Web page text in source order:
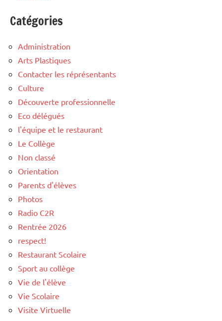
Catégories
Administration
Arts Plastiques
Contacter les réprésentants
Culture
Découverte professionnelle
Eco délégués
l'équipe et le restaurant
Le Collège
Non classé
Orientation
Parents d'élèves
Photos
Radio C2R
Rentrée 2026
respect!
Restaurant Scolaire
Sport au collège
Vie de l'élève
Vie Scolaire
Visite Virtuelle